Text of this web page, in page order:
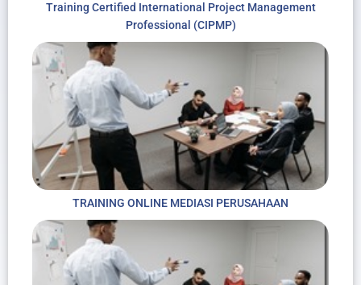
Training Certified International Project Management
Professional (CIPMP)
TRAINING ONLINE MEDIASI PERUSAHAAN